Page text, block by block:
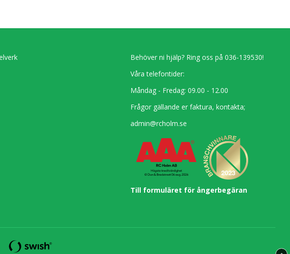
Behöver ni hjälp? Ring oss på 036-139530!
Våra telefontider:
Måndag - Fredag: 09.00 - 12.00
Frågor gällande er faktura, kontakta;
admin@rcholm.se
Till formuläret för ångerbegäran